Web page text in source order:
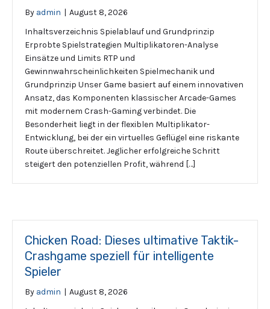
By admin | August 8, 2026
Inhaltsverzeichnis Spielablauf und Grundprinzip
Erprobte Spielstrategien Multiplikatoren-Analyse
Einsätze und Limits RTP und
Gewinnwahrscheinlichkeiten Spielmechanik und
Grundprinzip Unser Game basiert auf einem innovativen
Ansatz, das Komponenten klassischer Arcade-Games
mit modernem Crash-Gaming verbindet. Die
Besonderheit liegt in der flexiblen Multiplikator-
Entwicklung, bei der ein virtuelles Geflügel eine riskante
Route überschreitet. Jeglicher erfolgreiche Schritt
steigert den potenziellen Profit, während […]
Chicken Road: Dieses ultimative Taktik-
Crashgame speziell für intelligente
Spieler
By admin | August 8, 2026